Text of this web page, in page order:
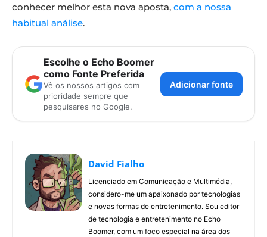
conhecer melhor esta nova aposta, com a nossa
habitual análise.
Escolhe o Echo Boomer
como Fonte Preferida
Vê os nossos artigos com
prioridade sempre que
pesquisares no Google.
Adicionar fonte
David Fialho
Licenciado em Comunicação e Multimédia,
considero-me um apaixonado por tecnologias
e novas formas de entretenimento. Sou editor
de tecnologia e entretenimento no Echo
Boomer, com um foco especial na área dos